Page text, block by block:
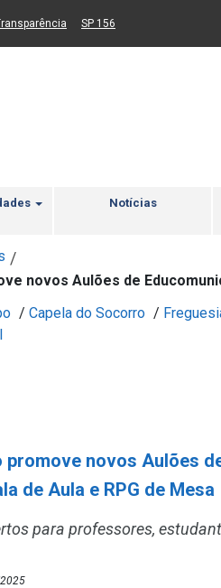
para busca Ir para rodapé
novo sítio) (Link para um novo sítio)
SP 156
Notícias
/
novos Aulões de
/ Capela do Socorro /
novos Aulões
de Aula e RPG de Mesa
para professores,